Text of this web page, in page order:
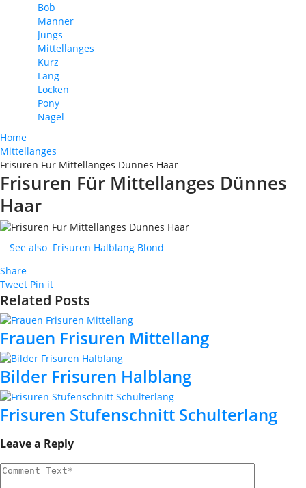
Bob
Männer
Jungs
Mittellanges
Kurz
Lang
Locken
Pony
Nägel
Home
Mittellanges
Frisuren Für Mittellanges Dünnes Haar
Frisuren Für Mittellanges Dünnes
Haar
See also Frisuren Halblang Blond
Share
Tweet Pin it
Related Posts
Frauen Frisuren Mittellang
Bilder Frisuren Halblang
Frisuren Stufenschnitt Schulterlang
Leave a Reply